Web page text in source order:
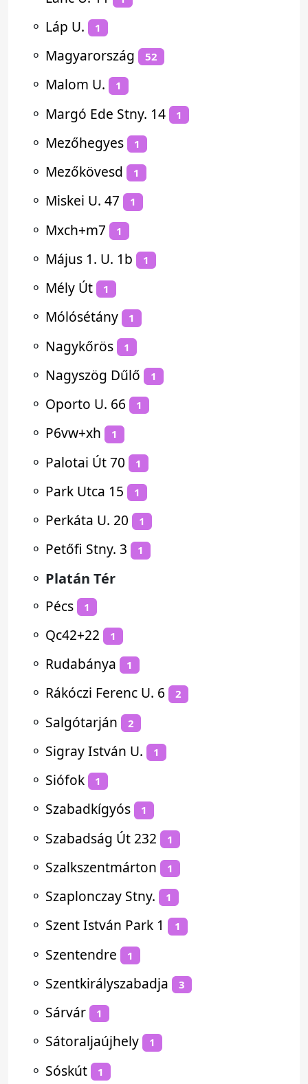
⚬ Láp U. 1
⚬ Magyarország 52
⚬ Malom U. 1
⚬ Margó Ede Stny. 14 1
⚬ Mezőhegyes 1
⚬ Mezőkövesd 1
⚬ Miskei U. 47 1
⚬ Mxch+m7 1
⚬ Május 1. U. 1b 1
⚬ Mély Út 1
⚬ Mólósétány 1
⚬ Nagykőrös 1
⚬ Nagyszög Dűlő 1
⚬ Oporto U. 66 1
⚬ P6vw+xh 1
⚬ Palotai Út 70 1
⚬ Park Utca 15 1
⚬ Perkáta U. 20 1
⚬ Petőfi Stny. 3 1
⚬ Platán Tér
⚬ Pécs 1
⚬ Qc42+22 1
⚬ Rudabánya 1
⚬ Rákóczi Ferenc U. 6 2
⚬ Salgótarján 2
⚬ Sigray István U. 1
⚬ Siófok 1
⚬ Szabadkígyós 1
⚬ Szabadság Út 232 1
⚬ Szalkszentmárton 1
⚬ Szaplonczay Stny. 1
⚬ Szent István Park 1 1
⚬ Szentendre 1
⚬ Szentkirályszabadja 3
⚬ Sárvár 1
⚬ Sátoraljaújhely 1
⚬ Sóskút 1